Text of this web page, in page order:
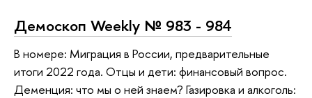
Демоскоп Weekly № 983 - 984
В номере: Миграция в России, предварительные
итоги 2022 года. Отцы и дети: финансовый вопрос.
Деменция: что мы о ней знаем? Газировка и алкоголь: